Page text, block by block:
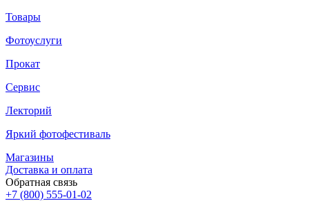
Товары
Фотоуслуги
Прокат
Сервис
Лекторий
Яркий фотофестиваль
Магазины
Доставка и оплата
Обратная связь
+7 (800) 555-01-02